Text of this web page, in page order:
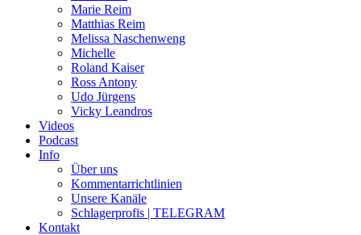
Marie Reim
Matthias Reim
Melissa Naschenweng
Michelle
Roland Kaiser
Ross Antony
Udo Jürgens
Vicky Leandros
Videos
Podcast
Info
Über uns
Kommentarrichtlinien
Unsere Kanäle
Schlagerprofis | TELEGRAM
Kontakt